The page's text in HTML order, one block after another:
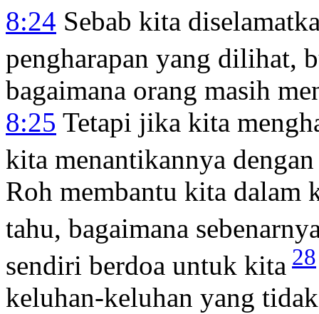
8:24 Sebab kita
pengharapan yang dilihat,
bagaimana orang masih
8:25 Tetapi jika kita
kita menantikannya
Roh membantu kita dalam
tahu, bagaimana
sendiri berdoa untuk kita 28
keluhan-keluhan yang